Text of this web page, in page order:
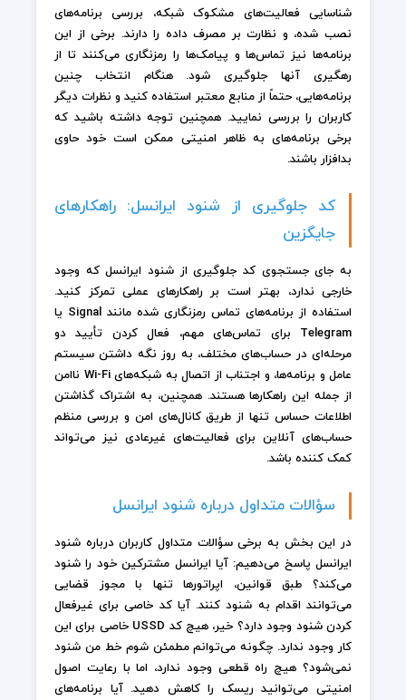
شناسایی فعالیت‌های مشکوک شبکه، بررسی برنامه‌های
نصب شده، و نظارت بر مصرف داده را دارند. برخی از این
برنامه‌ها نیز تماس‌ها و پیامک‌ها را رمزنگاری می‌کنند تا از
رهگیری آنها جلوگیری شود. هنگام انتخاب چنین
برنامه‌هایی، حتماً از منابع معتبر استفاده کنید و نظرات دیگر
کاربران را بررسی نمایید. همچنین توجه داشته باشید که
برخی برنامه‌های به ظاهر امنیتی ممکن است خود حاوی
بدافزار باشند.
کد جلوگیری از شنود ایرانسل: راهکارهای
جایگزین
به جای جستجوی کد جلوگیری از شنود ایرانسل که وجود
خارجی ندارد، بهتر است بر راهکارهای عملی تمرکز کنید.
استفاده از برنامه‌های تماس رمزنگاری شده مانند Signal یا
Telegram برای تماس‌های مهم، فعال کردن تأیید دو
مرحله‌ای در حساب‌های مختلف، به روز نگه داشتن سیستم
عامل و برنامه‌ها، و اجتناب از اتصال به شبکه‌های Wi-Fi ناامن
از جمله این راهکارها هستند. همچنین، به اشتراک گذاشتن
اطلاعات حساس تنها از طریق کانال‌های امن و بررسی منظم
حساب‌های آنلاین برای فعالیت‌های غیرعادی نیز می‌تواند
کمک کننده باشد.
سؤالات متداول درباره شنود ایرانسل
در این بخش به برخی سؤالات متداول کاربران درباره شنود
ایرانسل پاسخ می‌دهیم: آیا ایرانسل مشترکین خود را شنود
می‌کند؟ طبق قوانین، اپراتورها تنها با مجوز قضایی
می‌توانند اقدام به شنود کنند. آیا کد خاصی برای غیرفعال
کردن شنود وجود دارد؟ خیر، هیچ کد USSD خاصی برای این
کار وجود ندارد. چگونه می‌توانم مطمئن شوم خط من شنود
نمی‌شود؟ هیچ راه قطعی وجود ندارد، اما با رعایت اصول
امنیتی می‌توانید ریسک را کاهش دهید. آیا برنامه‌های